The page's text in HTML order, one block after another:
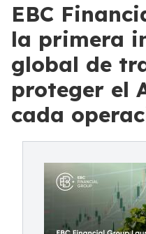
EBC
la primera
global de
proteger el
cada